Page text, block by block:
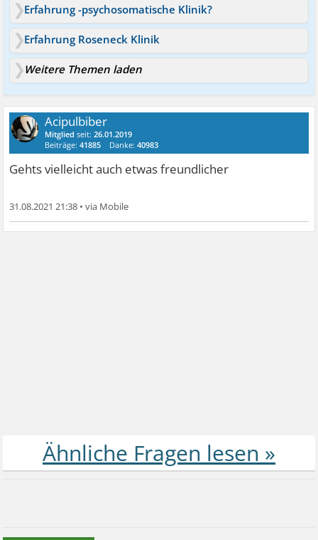
Erfahrung -psychosomatische Klinik?
Erfahrung Roseneck Klinik
Weitere Themen laden
Acipulbiber
Mitglied seit:26.01.2019
Beiträge:41885 Danke:40983
Gehts vielleicht auch etwas freundlicher
31.08.2021 21:38 •